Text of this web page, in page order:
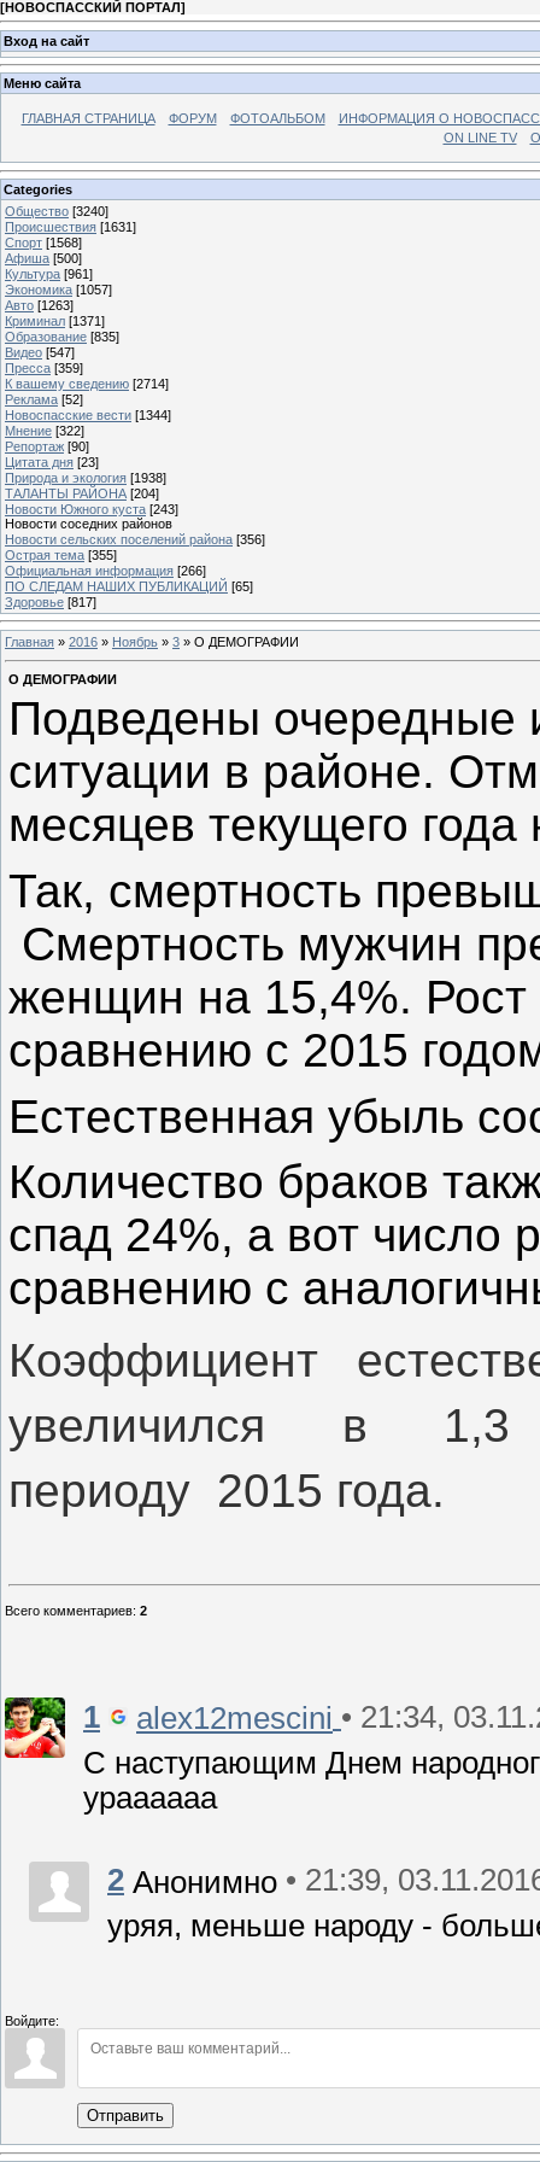
[НОВОСПАССКИЙ ПОРТАЛ]
Вход на сайт
Меню сайта
ГЛАВНАЯ СТРАНИЦА ФОРУМ ФОТОАЛЬБОМ
ИНФОРМАЦИЯ О
ON LINE TV
Categories
Общество [3240]
Происшествия [1631]
Спорт [1568]
Афиша [500]
Культура [961]
Экономика [1057]
Авто [1263]
Криминал [1371]
Образование [835]
Видео [547]
Пресса [359]
К вашему сведению [2714]
Реклама [52]
Новоспасские вести [1344]
Мнение [322]
Репортаж [90]
Цитата дня [23]
Природа и экология [1938]
ТАЛАНТЫ РАЙОНА [204]
Новости Южного куста [243]
Новости соседних районов
Новости сельских поселений района [356]
Острая тема [355]
Официальная информация [266]
ПО СЛЕДАМ НАШИХ ПУБЛИКАЦИЙ [65]
Здоровье [817]
Главная » 2016 » Ноябрь » 3 » О ДЕМОГРАФИИ
О ДЕМОГРАФИИ
Подведены очередные
ситуации в районе.
месяцев текущего
Так, смертность
Смертность мужчин
женщин на 15,4%.
сравнению с 2015
Естественная убыль
Количество браков
спад 24%, а вот число
сравнению с
Коэффициент
увеличился в
периоду 2015 года.
Всего комментариев: 2
1 alex12mescini • 21:34,
С наступающим Днем
ураааааа
2 Анонимно • 21:39,
уряя, меньше народу -
Войдите:
Отправить